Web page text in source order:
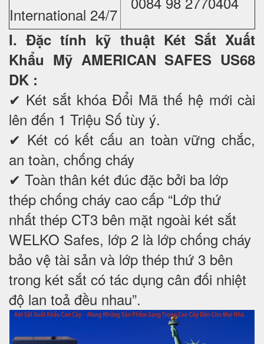
International 24/7
I. Đặc tính kỹ thuật Két Sắt Xuất
Khẩu Mỹ AMERICAN SAFES US68
DK :
✔ Két sắt khóa Đổi Mã thế hệ mới cài
lên đến 1 Triệu Số tùy ý.
✔ Két có kết cấu an toàn vững chắc,
an toàn, chống cháy
✔ Toàn thân két đúc đặc bởi ba lớp
thép chống cháy cao cấp “Lớp thứ
nhất thép CT3 bên mặt ngoài két sắt
WELKO Safes, lớp 2 là lớp chống cháy
bảo vệ tài sản và lớp thép thứ 3 bên
trong két sắt có tác dụng cân đối nhiệt
độ lan toả đều nhau”.